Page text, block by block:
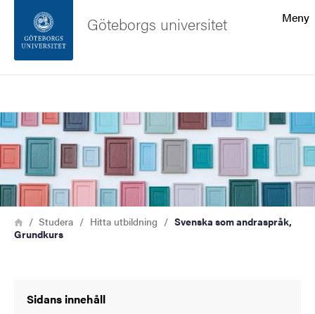
Sidfoten
Om webbplatsen
Meny
Göteborgs universitet
Bild
Länkstig
HemStudera Hitta utbildning
Svenska som andraspråk,
Grundkurs
Sidans innehåll